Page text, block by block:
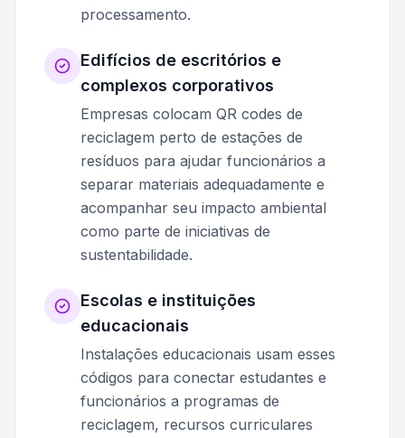
processamento.
Edifícios de escritórios e
complexos corporativos
Empresas colocam QR codes de
reciclagem perto de estações de
resíduos para ajudar funcionários a
separar materiais adequadamente e
acompanhar seu impacto ambiental
como parte de iniciativas de
sustentabilidade.
Escolas e instituições
educacionais
Instalações educacionais usam esses
códigos para conectar estudantes e
funcionários a programas de
reciclagem, recursos curriculares